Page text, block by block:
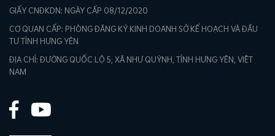
GIẤY CNĐKDN: NGÀY CẤP 08/12/2020
CƠ QUAN CẤP: PHÒNG ĐĂNG KÝ KINH DOANH SỞ KẾ HOẠCH VÀ ĐẦU
TƯ TỈNH HƯNG YÊN
ĐỊA CHỈ: ĐƯỜNG QUỐC LỘ 5, XÃ NHƯ QUỲNH, TỈNH HƯNG YÊN, VIỆT
NAM